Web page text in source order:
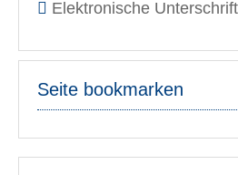
Elektronische Unterschrift
Seite bookmarken